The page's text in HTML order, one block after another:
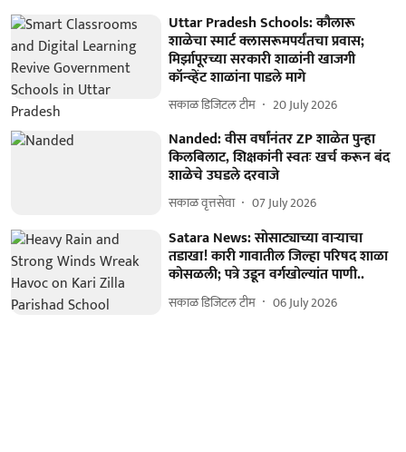
Uttar Pradesh Schools: कौलारू
शाळेचा स्मार्ट क्लासरूमपर्यंतचा प्रवास;
मिर्झापूरच्या सरकारी शाळांनी खाजगी
कॉन्व्हेंट शाळांना पाडले मागे
सकाळ डिजिटल टीम 20 July 2026
Nanded: वीस वर्षांनंतर ZP शाळेत पुन्हा
किलबिलाट, शिक्षकांनी स्वतः खर्च करून बंद
शाळेचे उघडले दरवाजे
सकाळ वृत्तसेवा 07 July 2026
Satara News: साेसाट्याच्या वाऱ्याचा
तडाखा! कारी गावातील जिल्हा परिषद शाळा
कोसळली; पत्रे उडून वर्गखोल्यांत पाणी..
सकाळ डिजिटल टीम 06 July 2026